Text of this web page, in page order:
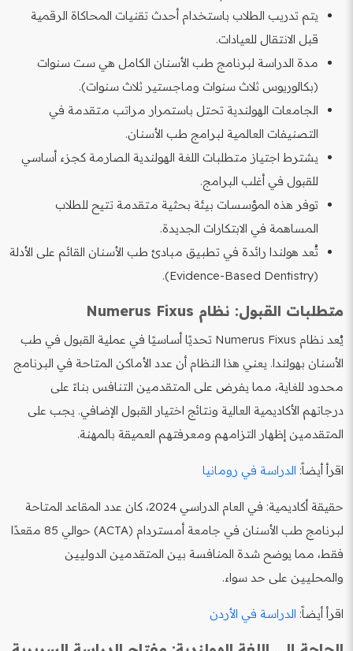
يتم تدريب الطلاب باستخدام أحدث تقنيات المحاكاة الرقمية
قبل الانتقال للعيادات.
مدة الدراسة لبرنامج طب الأسنان الكامل هي ست سنوات
(بكالوريوس ثلاث سنوات وماجستير ثلاث سنوات).
الجامعات الهولندية تحتل باستمرار مراتب متقدمة في
التصنيفات العالمية لبرامج طب الأسنان.
يشترط اجتياز متطلبات اللغة الهولندية الصارمة كجزء أساسي
للقبول في أغلب البرامج.
توفر هذه المؤسسات بيئة بحثية متقدمة تتيح للطلاب
المساهمة في الابتكارات الجديدة.
تُعد هولندا رائدة في تطبيق مبادئ طب الأسنان القائم على الأدلة
(Evidence-Based Dentistry).
متطلبات القبول: نظام Numerus Fixus
يُعد نظام Numerus Fixus تحديًا أساسيًا في عملية القبول في طب
الأسنان بهولندا. يعني هذا النظام أن عدد الأماكن المتاحة في البرنامج
محدود للغاية، مما يفرض على المتقدمين التنافس بناءً على
درجاتهم الأكاديمية العالية ونتائج اختيار القبول الإضافي. يجب على
المتقدمين إظهار التزامهم ومعرفتهم العميقة بالمهنة.
اقرأ أيضاً: الدراسة في رومانيا
حقيقة أكاديمية: في العام الدراسي 2024، كان عدد المقاعد المتاحة
لبرنامج طب الأسنان في جامعة أمستردام (ACTA) حوالي 85 مقعدًا
فقط، مما يوضح شدة المنافسة بين المتقدمين الدوليين
والمحليين على حد سواء.
اقرأ أيضاً: الدراسة في الأردن